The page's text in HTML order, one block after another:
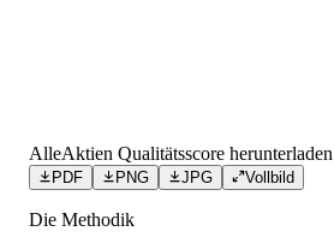
AlleAktien Qualitätsscore herunterladen
PDF PNG JPG Vollbild
Die Methodik